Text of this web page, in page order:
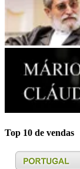
Top 10 de vendas